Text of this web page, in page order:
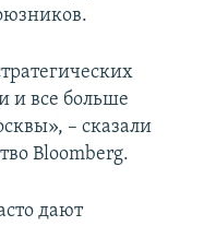
и все больше
– сказали
Bloomberg.
дают